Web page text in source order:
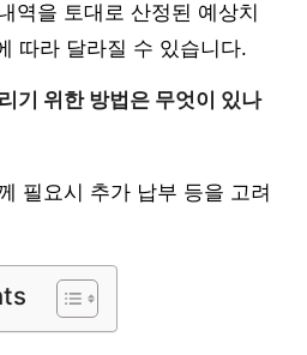
역을 토대로 산정된 예상치
따라 달라질 수 있습니다.
기 위한 방법은 무엇이 있나
필요시 추가 납부 등을 고려